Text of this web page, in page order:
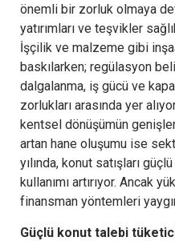
önemli bir zorluk olmaya
yatırımları ve teşvikler
İşçilik ve malzeme gibi
baskılarken; regülasyon
dalgalanma, iş gücü ve
zorlukları arasında yer
kentsel dönüşümün
artan hane oluşumu ise
yılında, konut satışları
kullanımı artırıyor. Ancak
finansman yöntemleri
Güçlü konut talebi